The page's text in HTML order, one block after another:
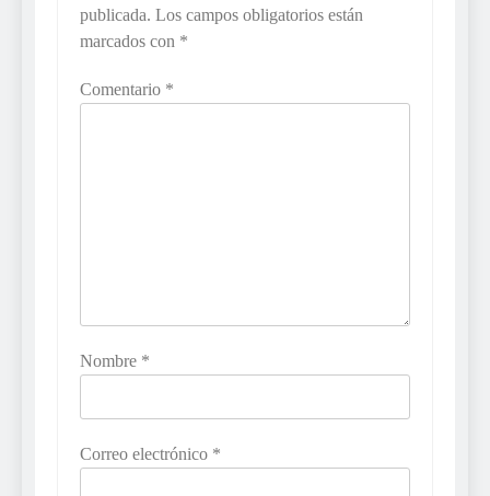
publicada. Los campos obligatorios están
marcados con *
Comentario *
Nombre *
Correo electrónico *